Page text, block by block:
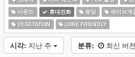
사운드
휴대전화 로딩 세이브게
VEGETATION
LORE FRIENDLY
시각: 지난 주 분류: 최신 버전